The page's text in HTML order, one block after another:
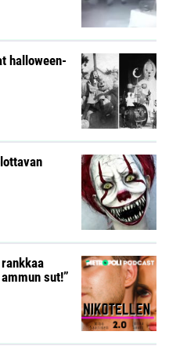
halloween-
sut!”